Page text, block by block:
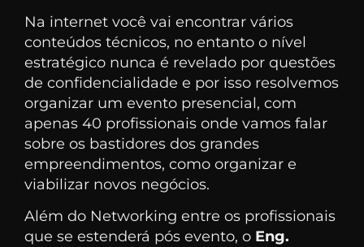
Na internet você vai encontrar vários
conteúdos técnicos, no entanto o nível
estratégico nunca é revelado por questões
de confidencialidade e por isso resolvemos
organizar um evento presencial, com
apenas 40 profissionais onde vamos falar
sobre os bastidores dos grandes
empreendimentos, como organizar e
viabilizar novos negócios.
Além do Networking entre os profissionais
que se estenderá pós evento, o Eng.